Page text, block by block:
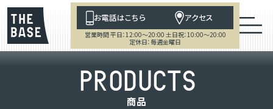
お電話はこちら アクセス
営業時間 平日：12:00～20:00 土日祝：10:00～20:00
定休日：毎週金曜日
PRODUCTS
商品